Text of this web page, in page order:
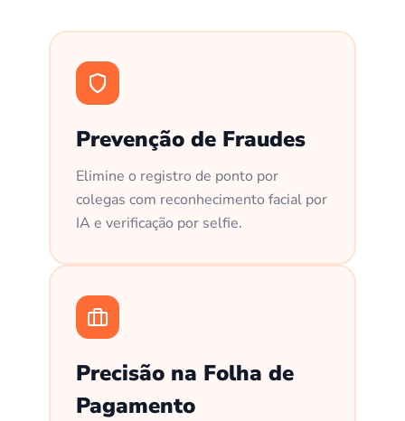
Prevenção de Fraudes
Elimine o registro de ponto por
colegas com reconhecimento facial por
IA e verificação por selfie.
Precisão na Folha de
Pagamento